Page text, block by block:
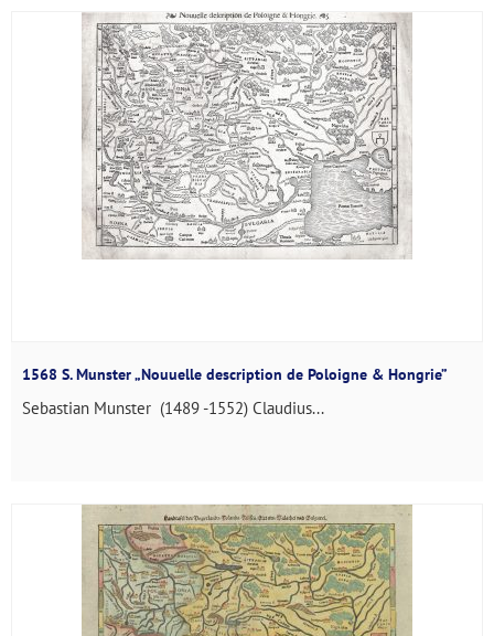
1568 S. Munster „Nouuelle description de Poloigne & Hongrie”
Sebastian Munster (1489 -1552) Claudius...